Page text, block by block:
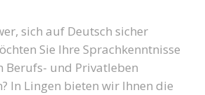
sich auf Deutsch sicher
Sie Ihre Sprachkenntnisse
Berufs- und Privatleben
In Lingen bieten wir Ihnen die